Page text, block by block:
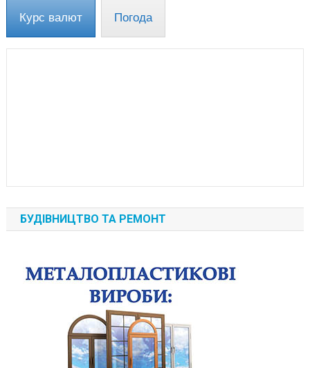
Курс валют Погода
БУДІВНИЦТВО ТА РЕМОНТ